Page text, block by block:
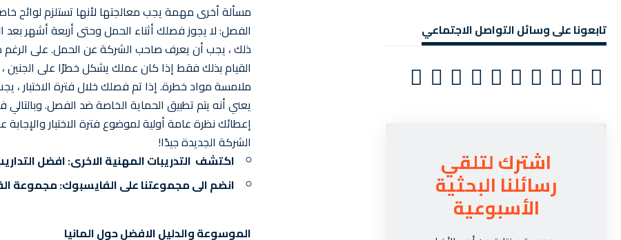
مسألة أخرى مهمة يجب معالجتها لأنها تستلزم لوائح
الفصل: لا يجوز فصلك أثناء الحمل وحتى أربعة أشهر بعد
ذلك ، يجب أن يعرف صاحب الشركة عن الحمل. على
القيام بذلك فقط إذا كان عملك يشكل خطرًا على الجنين
ملامسة مواد خطرة. إذا تم فصلك خلال فترة الاختبار
يعني أنه يتم تطبيق الحماية الخاصة ضد الفصل.
إعطائك نظرة عامة أولية لموضوع فترة الاختبار
الشركة الجديدة جيدًا!
اكتشف التدريبات المهنية الاخرى:افضل
انضم الى مجموعتنا على الفايسبوك:مجموعة
الموسوعة والدليل الافضل حول المانيا
تابعونا على وسائل التواصل الاجتماعي
اشترك لتلقي
رسائلنا البحثية
الأسبوعية